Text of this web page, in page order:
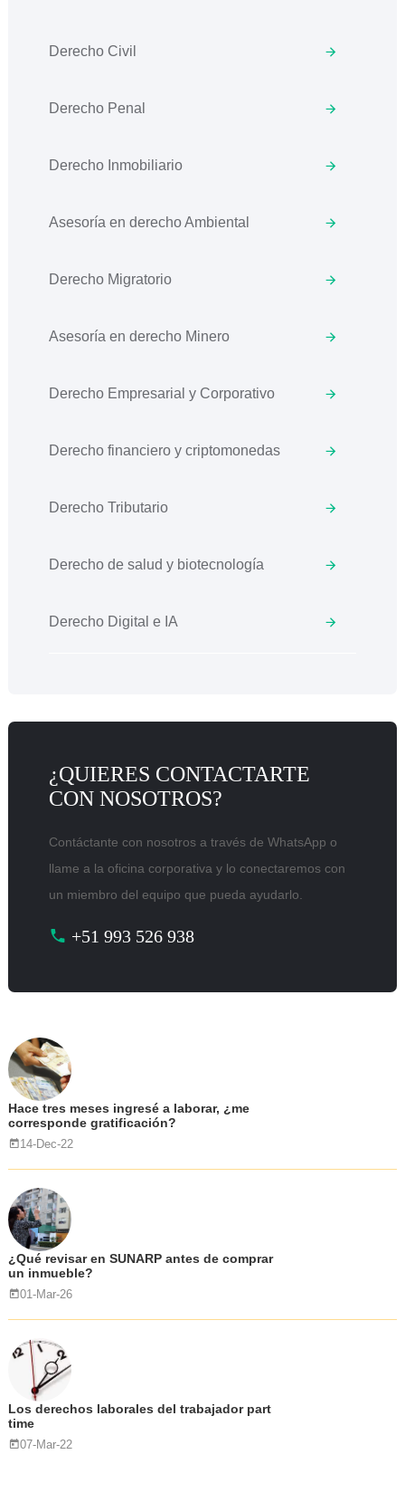
Derecho Civil
Derecho Penal
Derecho Inmobiliario
Asesoría en derecho Ambiental
Derecho Migratorio
Asesoría en derecho Minero
Derecho Empresarial y Corporativo
Derecho financiero y criptomonedas
Derecho Tributario
Derecho de salud y biotecnología
Derecho Digital e IA
¿QUIERES CONTACTARTE
CON NOSOTROS?
Contáctante con nosotros a través de WhatsApp o
llame a la oficina corporativa y lo conectaremos con
un miembro del equipo que pueda ayudarlo.
+51 993 526 938
Hace tres meses ingresé a laborar, ¿me
corresponde gratificación?
14-Dec-22
¿Qué revisar en SUNARP antes de comprar
un inmueble?
01-Mar-26
Los derechos laborales del trabajador part
time
07-Mar-22